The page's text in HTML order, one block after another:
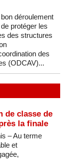
déroulement
protéger les
des structures
des
(ODCAV)...
de classe de
la finale
– Au terme
et